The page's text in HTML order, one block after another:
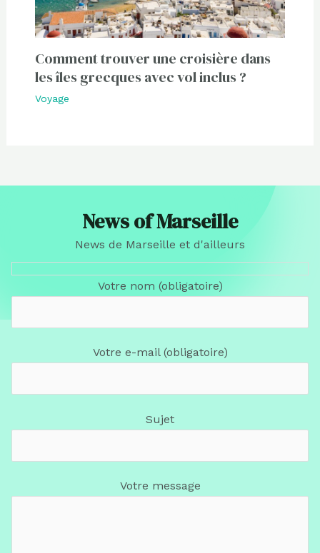
Comment trouver une croisière dans
les îles grecques avec vol inclus ?
Voyage
News of Marseille
News de Marseille et d'ailleurs
Votre nom (obligatoire)
Votre e-mail (obligatoire)
Sujet
Votre message